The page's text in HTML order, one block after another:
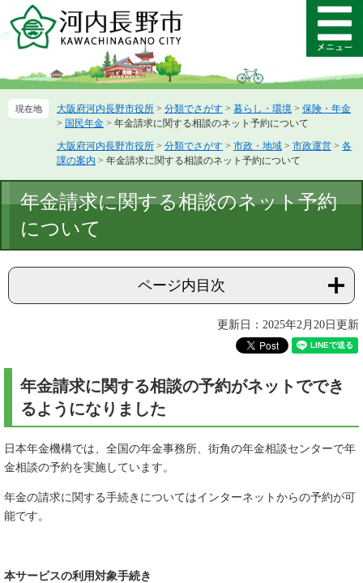
ー
先
ニ
を
文
メ
ニ
ー
大阪府河内長野市役所 > 分類でさがす > 暮らし・環境 > 保険・年金
> 国民年金 > 年金請求に関する相談のネット予約について
大阪府河内長野市役所 > 分類でさがす > 市政・地域 > 市政運営 > 各
課の案内 > 年金請求に関する相談のネット予約について
文
年金請求に関する相談のネット予約
について
ページ内目次
更新日：2025年2月20日更新
年金請求に関する相談の予約がネットででき
るようになりました
日本年金機構では、全国の年金事務所、街角の年金相談センターで年
金相談の予約を実施しています。
年金の請求に関する手続きについてはインターネットからの予約が可
能です。
本サービスの利用対象手続き